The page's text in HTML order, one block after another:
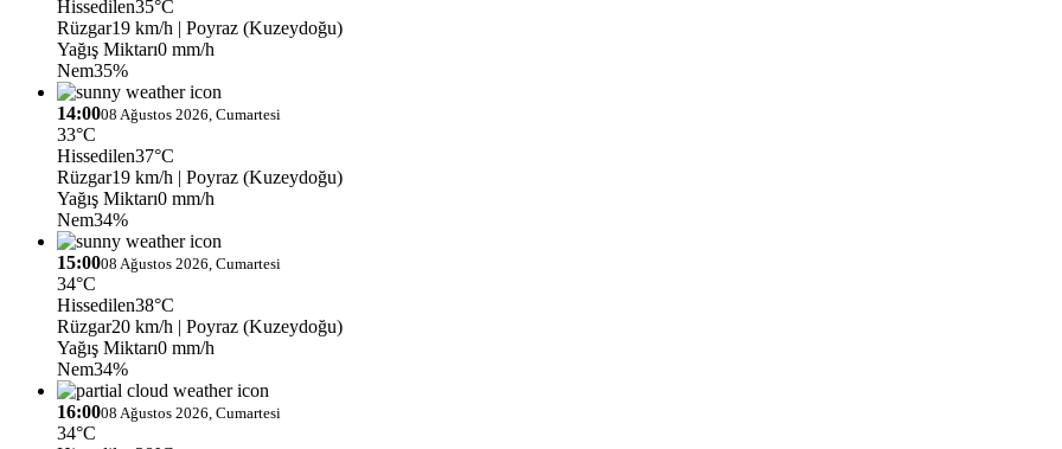
Hissedilen35°C
Rüzgar19 km/h | Poyraz (Kuzeydoğu)
Yağış Miktarı0 mm/h
Nem35%
14:0008 Ağustos 2026, Cumartesi
33°C
Hissedilen37°C
Rüzgar19 km/h | Poyraz (Kuzeydoğu)
Yağış Miktarı0 mm/h
Nem34%
15:0008 Ağustos 2026, Cumartesi
34°C
Hissedilen38°C
Rüzgar20 km/h | Poyraz (Kuzeydoğu)
Yağış Miktarı0 mm/h
Nem34%
16:0008 Ağustos 2026, Cumartesi
34°C